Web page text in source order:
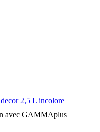
2,5 L incolore
avec GAMMAplus